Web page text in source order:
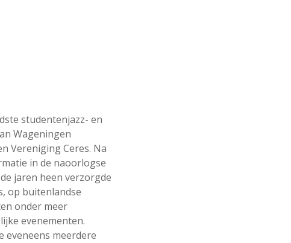
studentenjazz- en
Wageningen
Vereniging Ceres. Na
in de naoorlogse
jaren heen verzorgde
op buitenlandse
onder meer
evenementen.
eveneens meerdere